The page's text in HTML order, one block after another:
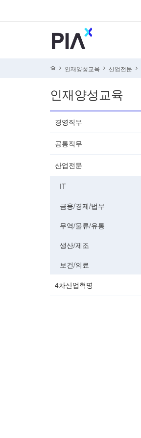
인재양성교육 산업전문
인재양성교육
경영직무
공통직무
산업전문
IT
금융/경제/법무
무역/물류/유통
생산/제조
보건/의료
4차산업혁명